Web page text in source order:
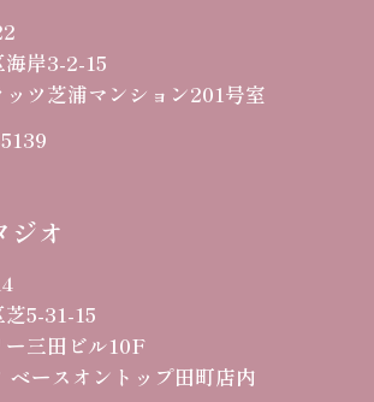
岸3-2-15
ツ芝浦マンション201号室
ジオ
5-31-15
ー三田ビル10F
ベースオントップ田町店内